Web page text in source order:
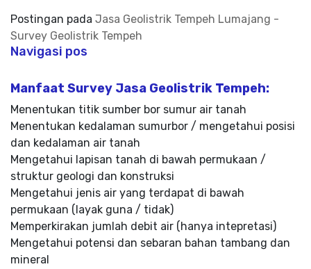
Postingan pada Jasa Geolistrik Tempeh Lumajang -
Survey Geolistrik Tempeh
Navigasi pos
Manfaat Survey Jasa Geolistrik Tempeh:
Menentukan titik sumber bor sumur air tanah
Menentukan kedalaman sumurbor / mengetahui posisi
dan kedalaman air tanah
Mengetahui lapisan tanah di bawah permukaan /
struktur geologi dan konstruksi
Mengetahui jenis air yang terdapat di bawah
permukaan (layak guna / tidak)
Memperkirakan jumlah debit air (hanya intepretasi)
Mengetahui potensi dan sebaran bahan tambang dan
mineral